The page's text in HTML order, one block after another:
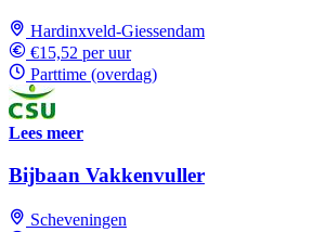
Hardinxveld-Giessendam
€15,52 per uur
Parttime (overdag)
Lees meer
Bijbaan Vakkenvuller
Scheveningen